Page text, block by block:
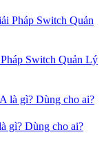
Switch Quản Lý
gì? Dùng cho ai?